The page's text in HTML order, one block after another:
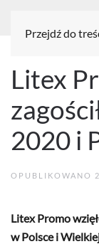
Przejdź do
Litex
2020 i
OPUBLIKOWANO
Litex Promo
w Polsce i